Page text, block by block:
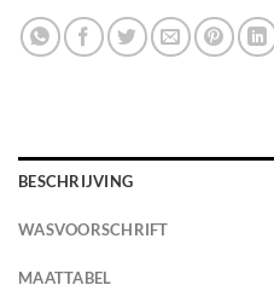
BESCHRIJVING
WASVOORSCHRIFT
MAATTABEL